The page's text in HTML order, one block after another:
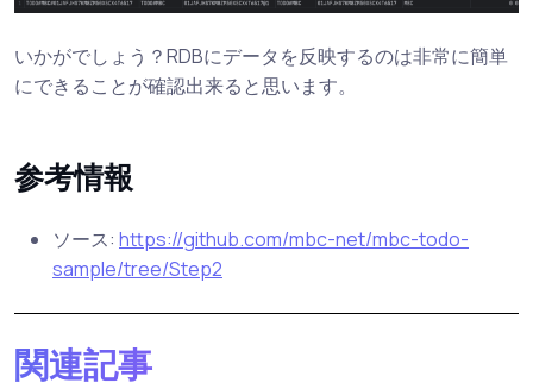
いかがでしょう？RDBにデータを反映するのは非常に簡単
にできることが確認出来ると思います。
参考情報
ソース: https://github.com/mbc-net/mbc-todo-
sample/tree/Step2
関連記事